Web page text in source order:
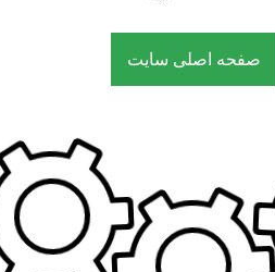
صفحه اصلی سایت